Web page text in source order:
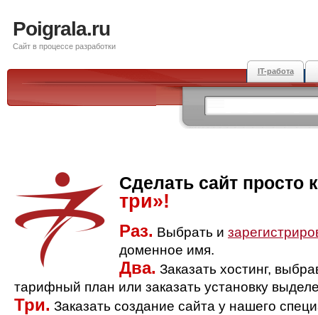
Poigrala.ru
Сайт в процессе разработки
IT-работа
Сделать сайт просто
три»!
Раз. Выбрать и
доменное имя.
Два. Заказать хостинг,
тарифный план или заказать установку
Три. Заказать создание сайта у нашего